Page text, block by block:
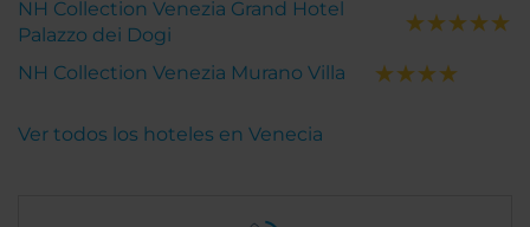
NH Collection Venezia Grand Hotel
Palazzo dei Dogi
NH Collection Venezia Murano Villa
Ver todos los hoteles en Venecia